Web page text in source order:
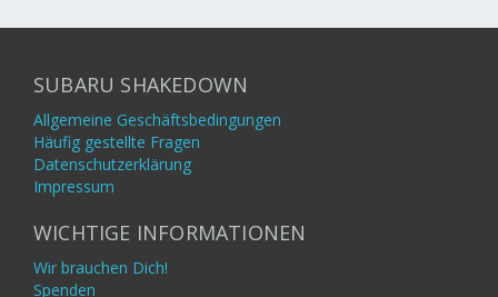
SUBARU SHAKEDOWN
Allgemeine Geschäftsbedingungen
Häufig gestellte Fragen
Datenschutzerklärung
Impressum
WICHTIGE INFORMATIONEN
Wir brauchen Dich!
Spenden